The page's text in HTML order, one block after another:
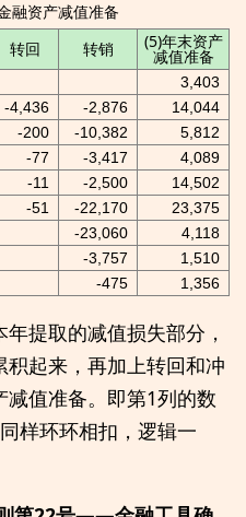
融资产减值准备
转回 转销 (5)年末资产
减值准备
3,403
-4,436 -2,876
14,044
-200 -10,382
5,812
-77 -3,417
4,089
-11 -2,500
14,502
-51 -22,170
23,375
-23,060
4,118
-3,757
1,510
-475 1,356
提取的减值损失部分，
起来，再加上转回和冲
值准备。即第1列的数
样环环相扣，逻辑一